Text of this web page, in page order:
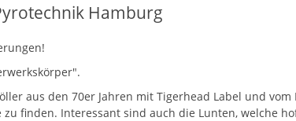
Hamburg
aus den 70er Jahren mit Tigerhead Label und
finden. Interessant sind auch die Lunten, welche